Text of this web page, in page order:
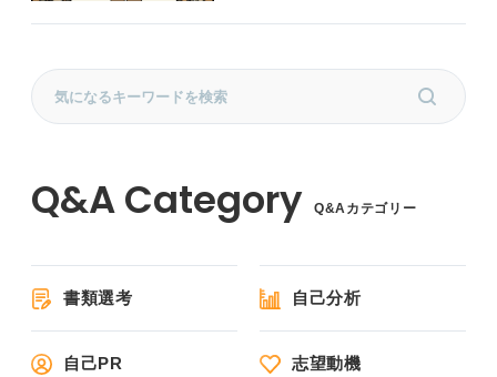
Q&Aカテゴリー
書類選考 自己分析
自己PR 志望動機